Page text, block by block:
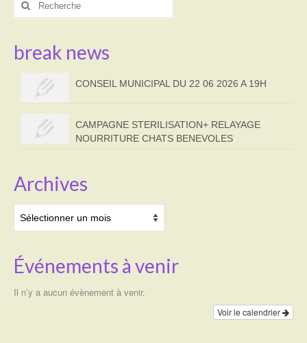
break news
CONSEIL MUNICIPAL DU 22 06 2026 A 19H
CAMPAGNE STERILISATION+ RELAYAGE
NOURRITURE CHATS BENEVOLES
Archives
Événements à venir
Il n’y a aucun évènement à venir.
Voir le calendrier